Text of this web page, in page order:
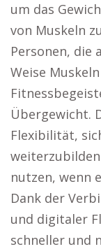
um das
von Muskeln
Personen, die
Weise
Übergewicht.
Flexibilität,
nutzen, wenn
Dank der
und digitaler
schneller und